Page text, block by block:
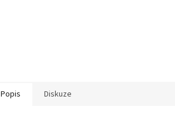
Popis Diskuze